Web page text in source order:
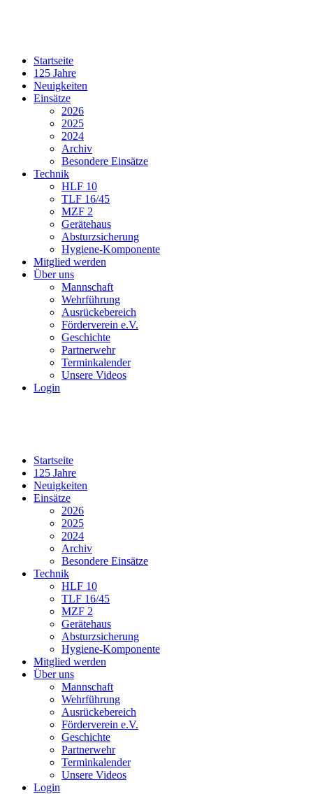
Startseite
125 Jahre
Neuigkeiten
Einsätze
2026
2025
2024
Archiv
Besondere Einsätze
Technik
HLF 10
TLF 16/45
MZF 2
Gerätehaus
Absturzsicherung
Hygiene-Komponente
Mitglied werden
Über uns
Mannschaft
Wehrführung
Ausrückebereich
Förderverein e.V.
Geschichte
Partnerwehr
Terminkalender
Unsere Videos
Login
Startseite
125 Jahre
Neuigkeiten
Einsätze
2026
2025
2024
Archiv
Besondere Einsätze
Technik
HLF 10
TLF 16/45
MZF 2
Gerätehaus
Absturzsicherung
Hygiene-Komponente
Mitglied werden
Über uns
Mannschaft
Wehrführung
Ausrückebereich
Förderverein e.V.
Geschichte
Partnerwehr
Terminkalender
Unsere Videos
Login